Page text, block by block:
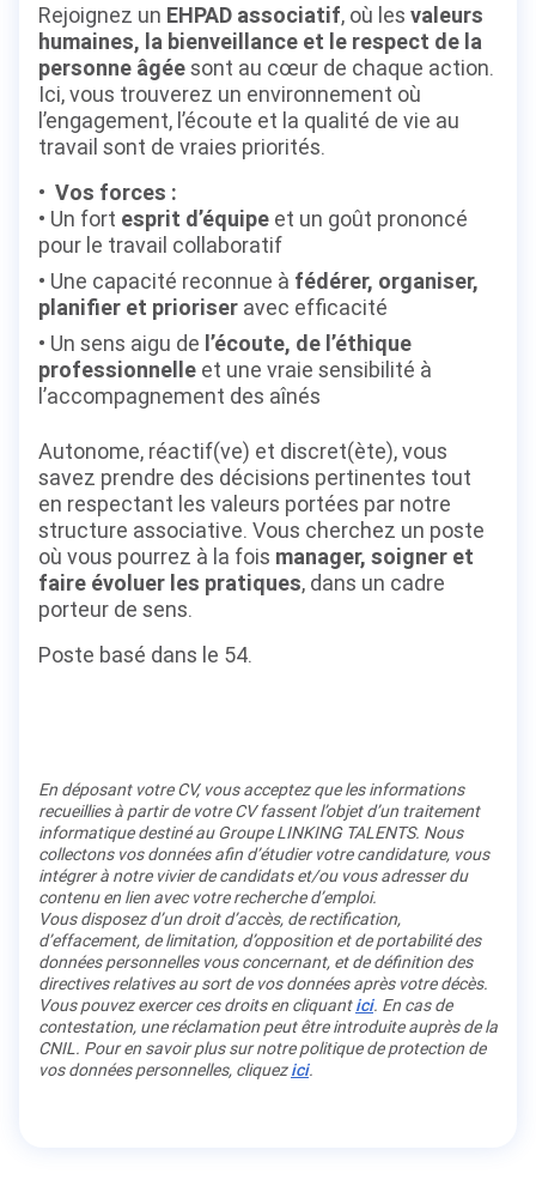
Rejoignez un EHPAD associatif, où les valeurs
humaines, la bienveillance et le respect de la
personne âgéesont au cœur de chaque action.
Ici, vous trouverez un environnement où
l’engagement, l’écoute et la qualité de vie au
travail sont de vraies priorités.
Vos forces :
Un fort esprit d’équipe et un goût prononcé
pour le travail collaboratif
Une capacité reconnue à fédérer, organiser,
planifier et prioriser avec efficacité
Un sens aigu de l’écoute, de l’éthique
professionnelle et une vraie sensibilité à
l’accompagnement des aînés
Autonome, réactif(ve) et discret(ète), vous
savez prendre des décisions pertinentes tout
en respectant les valeurs portées par notre
structure associative. Vous cherchez un poste
où vous pourrez à la fois manager, soigner et
faire évoluer les pratiques, dans un cadre
porteur de sens.
Poste basé dans le 54.
En déposant votre CV, vous acceptez que les informations
recueillies à partir de votre CV fassent l’objet d’un traitement
informatique destiné au Groupe LINKING TALENTS. Nous
collectons vos données afin d’étudier votre candidature, vous
intégrer à notre vivier de candidats et/ou vous adresser du
contenu en lien avec votre recherche d’emploi.
Vous disposez d’un droit d’accès, de rectification,
d’effacement, de limitation, d’opposition et de portabilité des
données personnelles vous concernant, et de définition des
directives relatives au sort de vos données après votre décès.
Vous pouvez exercer ces droits en cliquantici. En cas de
contestation, une réclamation peut être introduite auprès de la
CNIL. Pour en savoir plus sur notre politique de protection de
vos données personnelles, cliquezici.